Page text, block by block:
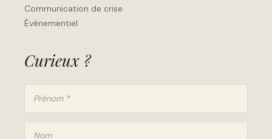
Communication de crise
Événementiel
Curieux ?